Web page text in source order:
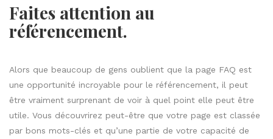
Faites attention au
référencement.
Alors que beaucoup de gens oublient que la page FAQ est
une opportunité incroyable pour le référencement, il peut
être vraiment surprenant de voir à quel point elle peut être
utile. Vous découvrirez peut-être que votre page est classée
par bons mots-clés et qu’une partie de votre capacité de